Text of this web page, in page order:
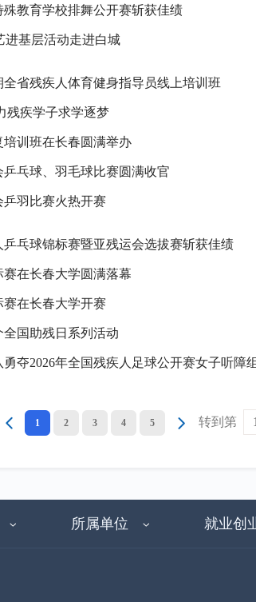
教育学校排舞公开赛斩获佳绩
进基层活动走进白城
省残疾人体育健身指导员线上培训班
残疾学子求学逐梦
培训班在长春圆满举办
乓球、羽毛球比赛圆满收官
羽比赛火热开赛
乓球锦标赛暨亚残运会选拔赛斩获佳绩
赛在长春大学圆满落幕
赛在长春大学开赛
国助残日系列活动
夺2026年全国残疾人足球公开赛女子听障
1 2 3 4 5 转到第
所属单位 就业创